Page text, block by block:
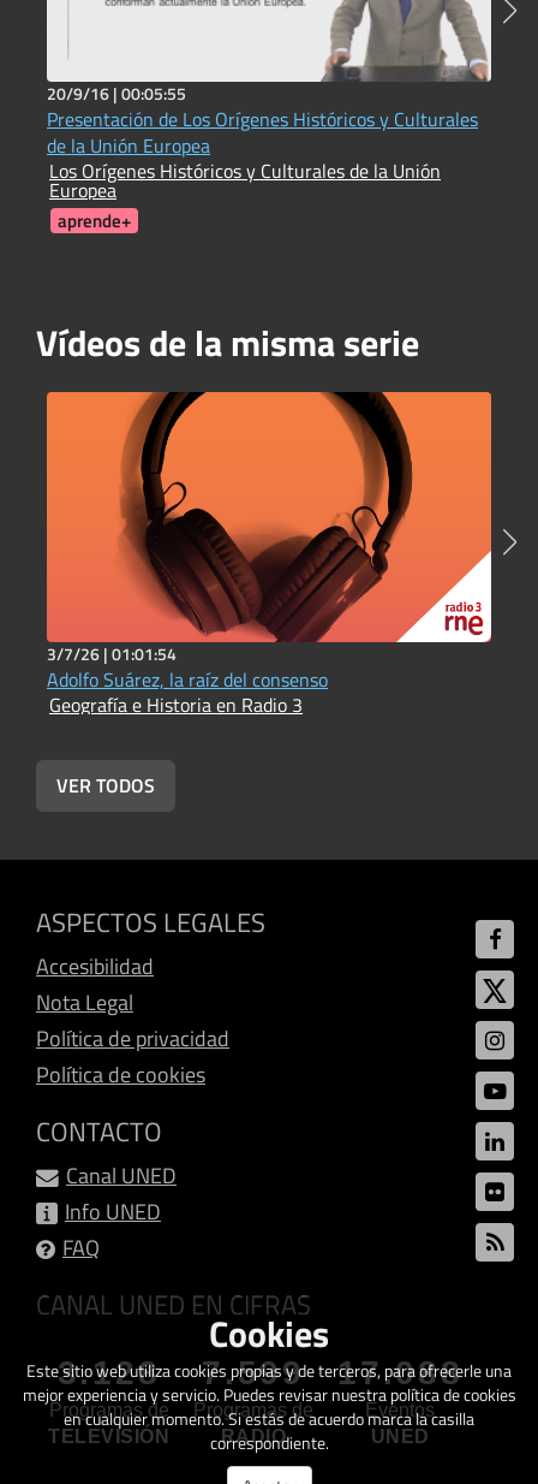
20/9/16 |00:05:55
Presentación de Los Orígenes Históricos y Culturales
de la Unión Europea
Los Orígenes Históricos y Culturales de la Unión
Europea
aprende+
Vídeos de la misma serie
3/7/26 |01:01:54
Adolfo Suárez, la raíz del consenso
Geografía e Historia en Radio 3
VER TODOS
ASPECTOS LEGALES
Accesibilidad
Nota Legal
Política de privacidad
Política de cookies
CONTACTO
Canal UNED
Info UNED
FAQ
CANAL UNED EN CIFRAS
3.128
Programas de
TELEVISIÓN
7.599
Programas de
RADIO
17.088
Eventos
UNED
Cookies
Este sitio web utiliza cookies propias y de terceros, para ofrecerle una
mejor experiencia y servicio. Puedes revisar nuestra política de cookies
en cualquier momento. Si estás de acuerdo marca la casilla
correspondiente.